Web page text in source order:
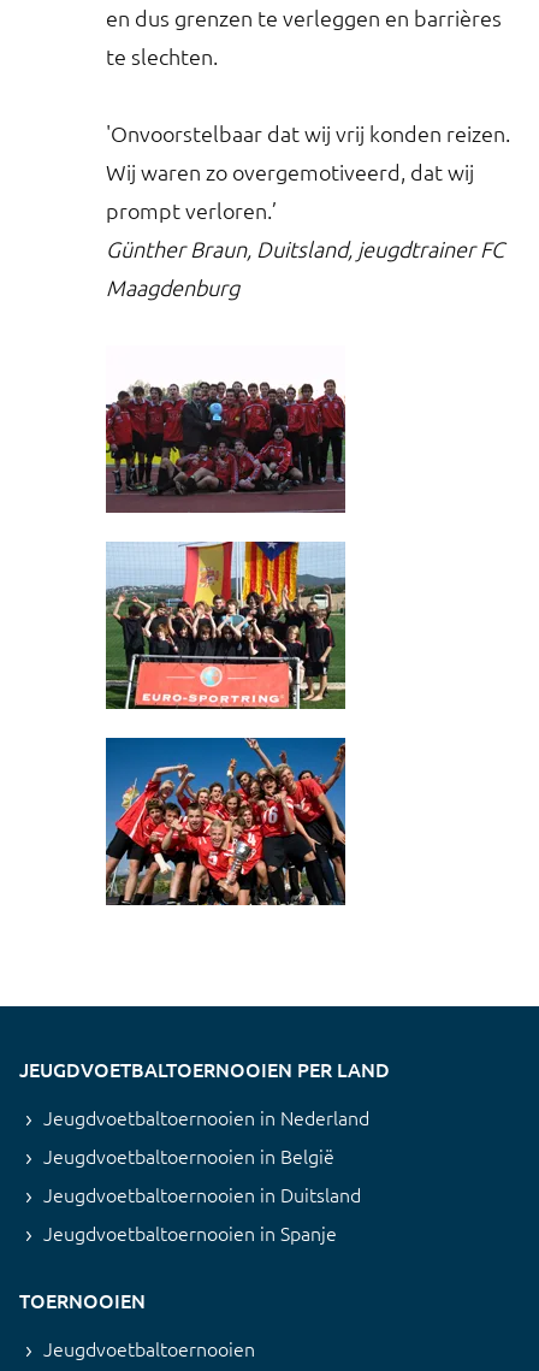
en dus grenzen te verleggen en barrières
te slechten.
'Onvoorstelbaar dat wij vrij konden reizen.
Wij waren zo overgemotiveerd, dat wij
prompt verloren.’
Günther Braun, Duitsland, jeugdtrainer FC
Maagdenburg
JEUGDVOETBALTOERNOOIEN PER LAND
Jeugdvoetbaltoernooien in Nederland
Jeugdvoetbaltoernooien in België
Jeugdvoetbaltoernooien in Duitsland
Jeugdvoetbaltoernooien in Spanje
TOERNOOIEN
Jeugdvoetbaltoernooien